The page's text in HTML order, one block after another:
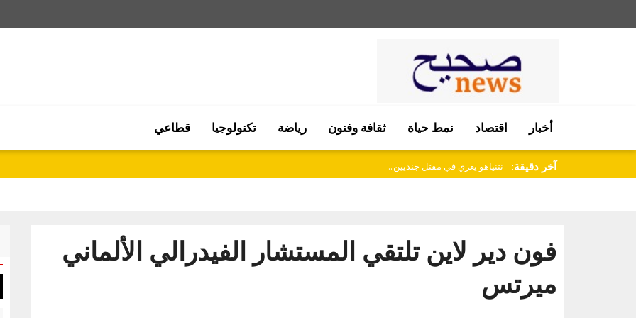
قطاعي تكنولوجيا رياضة ثقافة وفنون نمط حياة اقتصاد أخبار
آخر دقيقة: وزارة الخارجية الإسرائيلية تنتقد تقريراً..
فون دير لاين تلتقي المستشار الفيدرالي الألماني
ميرتس